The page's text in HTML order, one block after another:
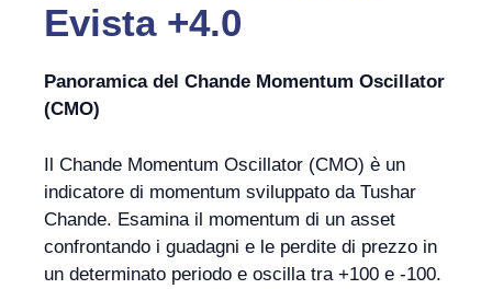
Evista +4.0
Panoramica del Chande Momentum Oscillator
(CMO)
Il Chande Momentum Oscillator (CMO) è un
indicatore di momentum sviluppato da Tushar
Chande. Esamina il momentum di un asset
confrontando i guadagni e le perdite di prezzo in
un determinato periodo e oscilla tra +100 e -100.